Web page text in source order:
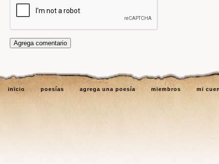
inicio poesías agrega una poesía miembros mi